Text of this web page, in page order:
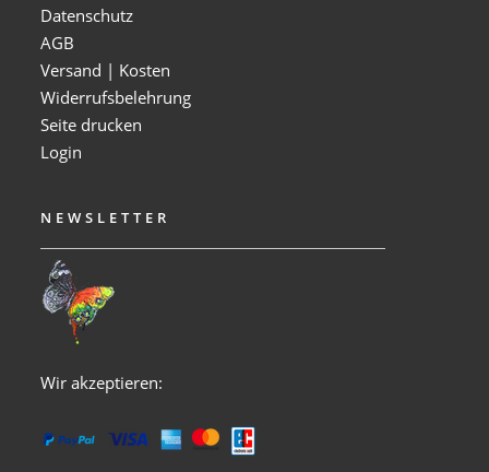
Datenschutz
AGB
Versand | Kosten
Widerrufsbelehrung
Seite drucken
Login
NEWSLETTER
Wir akzeptieren: